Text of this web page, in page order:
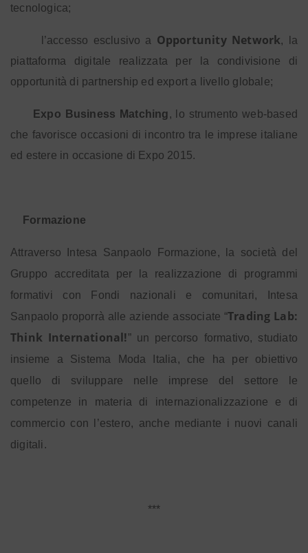
tecnologica;
l’accesso esclusivo a Opportunity Network, la
piattaforma digitale realizzata per la condivisione di
opportunità di partnership ed export a livello globale;
Expo Business Matching , lo strumento web-based
che favorisce occasioni di incontro tra le imprese italiane
ed estere in occasione di Expo 2015.
Formazione
Attraverso Intesa Sanpaolo Formazione, la società del
Gruppo accreditata per la realizzazione di programmi
formativi con Fondi nazionali e comunitari, Intesa
Sanpaolo proporrà alle aziende associate “Trading Lab:
Think International!” un percorso formativo, studiato
insieme a Sistema Moda Italia, che ha per obiettivo
quello di sviluppare nelle imprese del settore le
competenze in materia di internazionalizzazione e di
commercio con l’estero, anche mediante i nuovi canali
digitali.
***